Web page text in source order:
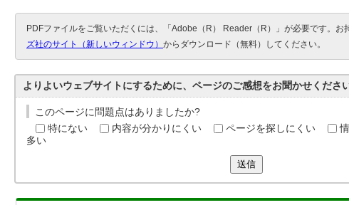
PDFファイルをご覧いただくには、「Adobe（R） Reader（R）」が必要です。お
ズ社のサイト（新しいウィンドウ） からダウンロード（無料）してください。
よりよいウェブサイトにするために、ページのご感想をお聞かせください
このページに問題点はありましたか?
特にない
内容が分かりにくい ページを探しにくい
多い
送信